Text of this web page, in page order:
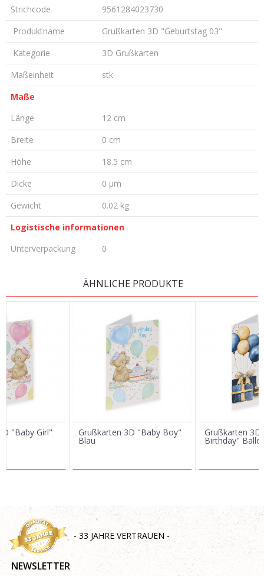
Strichcode
9561284023730
Produktname
Grußkarten 3D "Geburtstag 03"
Kategorie
3D Grußkarten
Maßeinheit
stk
Maße
Länge
12 cm
Breite
0 cm
Höhe
18.5 cm
Dicke
0 µm
Gewicht
0.02 kg
Logistische informationen
Unterverpackung
0
E-Mail
Nachricht
ÄHNLICHE PRODUKTE
"Baby Girl" Grußkarten 3D "Baby Boy"
Blau
Grußkarten 3D
Birthday"
- 33 JAHRE VERTRAUEN -
NEWSLETTER